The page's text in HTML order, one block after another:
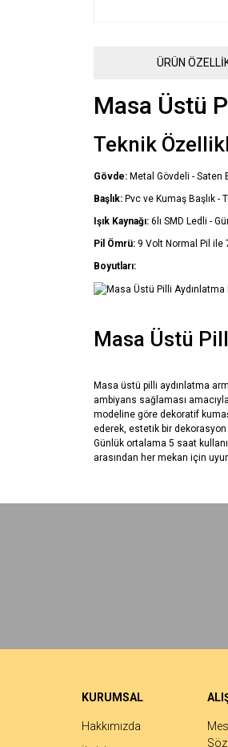
ÜRÜN
Masa Üstü
Teknik
Gövde: Metal Gövdeli - Saten
Başlık: Pvc ve Kumaş Başlık -
Işık Kaynağı: 6lı SMD Ledli -
Pil Ömrü: 9 Volt Normal Pil ile
Boyutları:
Masa Üstü
Masa üstü pilli aydınlatma
ambiyans sağlaması
modeline göre dekoratif kumaş
ederek, estetik bir
Günlük ortalama 5 saat
arasından her mekan için
Ürün resmi kalitesiz,
Ürün açıklamasında
KURUMSAL
Hakkımızda